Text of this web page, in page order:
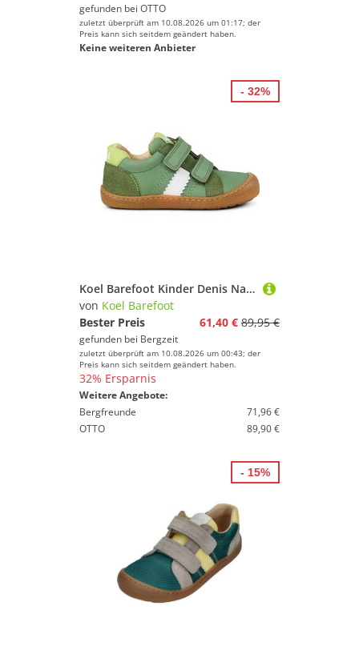
gefunden bei OTTO
zuletzt überprüft am 10.08.2026 um 01:17; der
Preis kann sich seitdem geändert haben.
Keine weiteren Anbieter
Koel Barefoot Kinder Denis Napa New 3.0 Schuhe
von Koel Barefoot
Bester Preis
61,40 € 89,95 €
gefunden bei Bergzeit
zuletzt überprüft am 10.08.2026 um 00:43; der
Preis kann sich seitdem geändert haben.
32% Ersparnis
Weitere Angebote:
Bergfreunde
71,96 €
OTTO
89,90 €
- 32%
- 15%